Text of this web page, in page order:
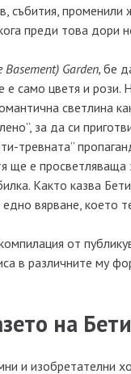
събития, променили
преди това дори
Basement) Garden, бе
само цветя и рози.
светлина
за да си
тревната”
ще е просветляваща
Както казва
вярване, което
от
в различните му
на
и изобретателни